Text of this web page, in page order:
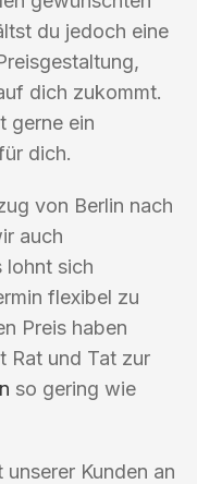
du jedoch eine
dich zukommt.
gerne ein
dich.
von Berlin nach
auch
lohnt sich
flexibel zu
Preis haben
Rat und Tat zur
so gering wie
Kunden an